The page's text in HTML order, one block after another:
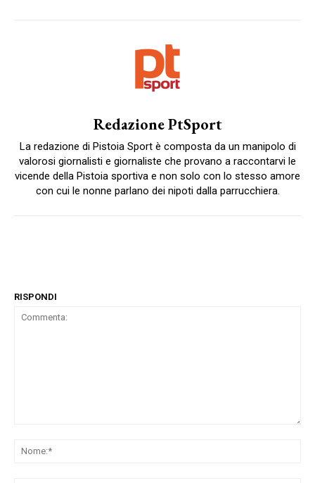
Redazione PtSport
La redazione di Pistoia Sport è composta da un manipolo di
valorosi giornalisti e giornaliste che provano a raccontarvi le
vicende della Pistoia sportiva e non solo con lo stesso amore
con cui le nonne parlano dei nipoti dalla parrucchiera.
RISPONDI